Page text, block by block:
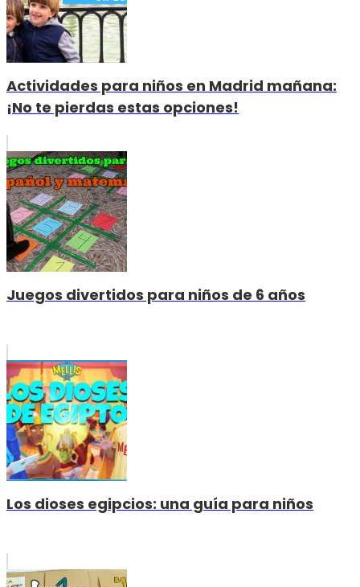
Actividades para niños en Madrid mañana:
¡No te pierdas estas opciones!
Juegos divertidos para niños de 6 años
Los dioses egipcios: una guía para niños